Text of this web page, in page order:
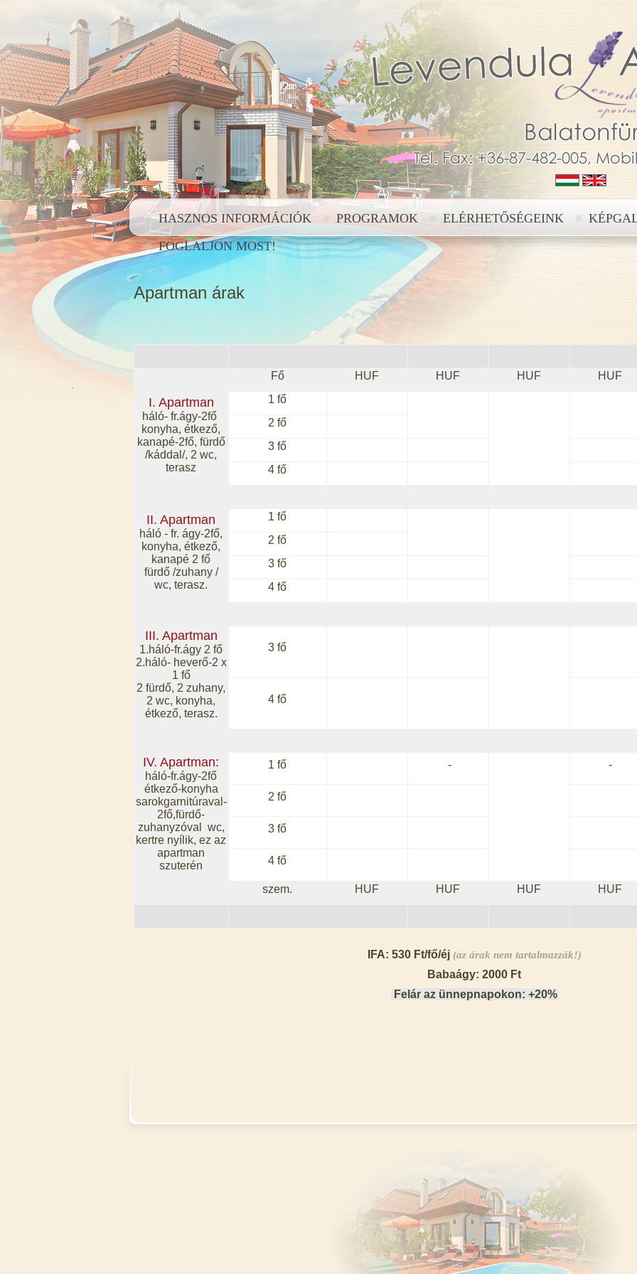
HASZNOS INFORMÁCIÓK PROGRAMOK ELÉRHETŐSÉGEINK
FOGLALJON MOST!
Apartman árak
Fő HUF HUF HUF HUF
I. Apartman
háló- fr.ágy-2fő
konyha, étkező,
kanapé-2fő, fürdő
/káddal/, 2 wc,
terasz
1 fő
2 fő
3 fő
4 fő
II. Apartman
háló - fr. ágy-2fő,
konyha, étkező,
kanapé 2 fő
fürdő /zuhany /
wc, terasz.
1 fő
2 fő
3 fő
4 fő
III. Apartman
1.háló-fr.ágy 2 fő
2.háló- heverő-2 x
1 fő
2 fürdő, 2 zuhany,
2 wc, konyha,
étkező, terasz.
3 fő
4 fő
IV. Apartman:
háló-fr.ágy-2fő
étkező-konyha
sarokgarnitúraval-
2fő,fürdő-
zuhanyzóval wc,
kertre nyílik, ez az
apartman
szuterén
1 fő - -
2 fő
3 fő
4 fő
szem. HUF HUF HUF HUF
IFA: 530 Ft/fő/éj(az árak nem tartalmazzák!)
Babaágy: 2000 Ft
Felár az ünnepnapokon: +20%